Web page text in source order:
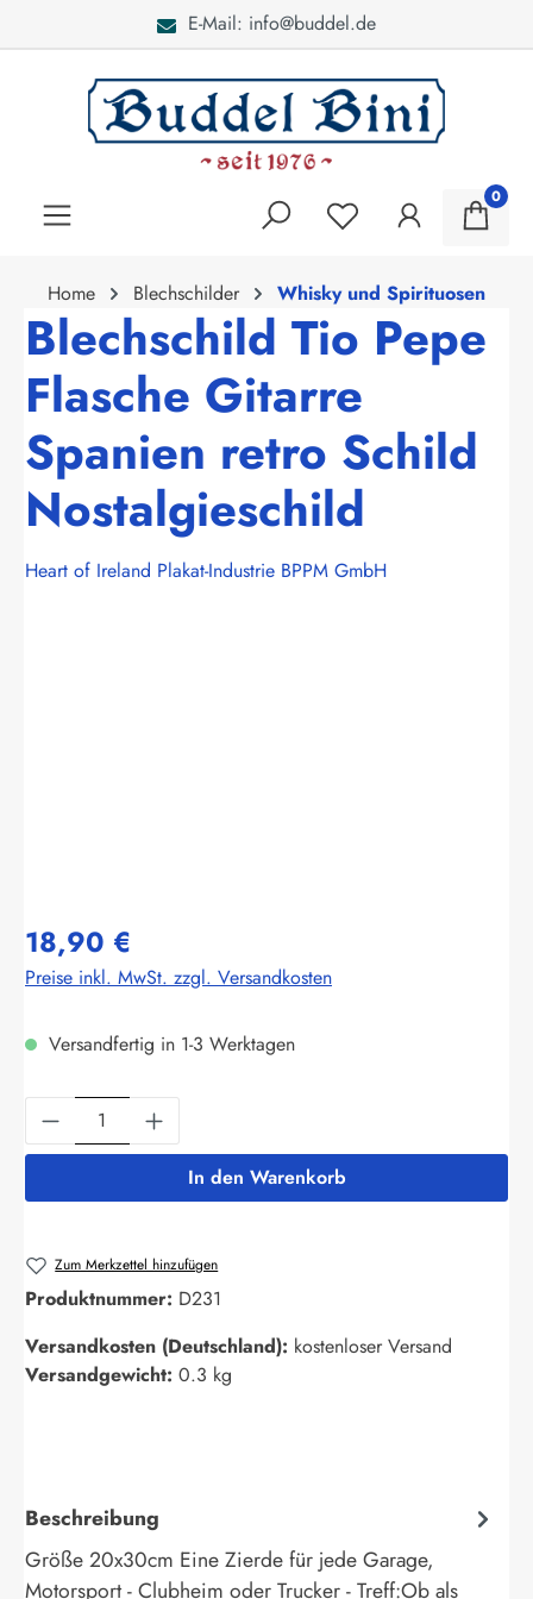
E-Mail: info@buddel.de
0
Home Blechschilder Whisky und Spirituosen
Blechschild Tio Pepe
Flasche Gitarre
Spanien retro Schild
Nostalgieschild
Heart of Ireland Plakat-Industrie BPPM GmbH
18,90 €
Preise inkl. MwSt. zzgl. Versandkosten
Versandfertig in 1-3 Werktagen
Produkt Anzahl: Gib den gewünschten
In den Warenkorb
Zum Merkzettel hinzufügen
Produktnummer: D231
Versandkosten (Deutschland): kostenloser Versand
Versandgewicht: 0.3 kg
Beschreibung
Größe 20x30cm Eine Zierde für jede Garage,
Motorsport - Clubheim oder Trucker - Treff:Ob als